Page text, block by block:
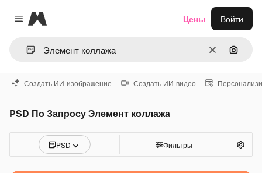
Close menu
Magnific
ОчиститьПоиск
Цены Войти
Создать ИИ-изображение Создать ИИ-видео
PSD По Запросу Элемент коллажа
PSD Фильтры